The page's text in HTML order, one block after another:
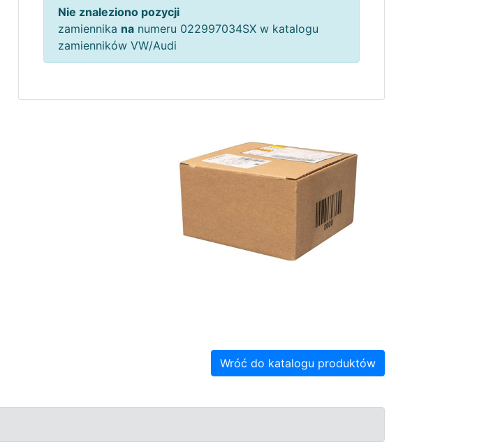
Nie znaleziono pozycji
zamiennika na numeru 022997034SX w katalogu
zamienników VW/Audi
Wróć do katalogu produktów